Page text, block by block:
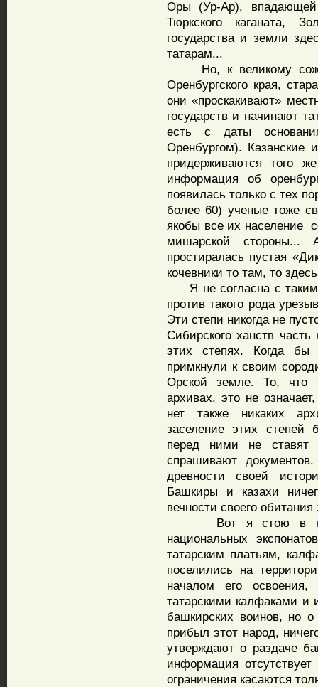
Оры (Ур-Ар),
Тюркского каганата,
государства и земли
татарам...
Но, к великому
Оренбургского края,
они «проскакивают»
государств и начинают
есть с даты
Оренбургом). Казанские
придерживаются того
информация об
появилась только с тех
более 60) ученые тоже
якобы все их население
мишарской
простиралась пустая
кочевники то там, то
Я не согласна с таким
против такого рода
Эти степи никогда не
Сибирского ханств
этих степях. Когда
примкнули к своим
Орской земле. То, что
архивах, это не
нет также никаких
заселение этих степей
перед ними не ставят
спрашивают
древности своей
Башкиры и казахи
вечности своего
Вот я стою в
национальных
татарским платьям,
поселились на
началом его
татарскими калфаками и
башкирских воинов, но
прибыл этот народ,
утверждают о раздаче
информация
ограничения касаются